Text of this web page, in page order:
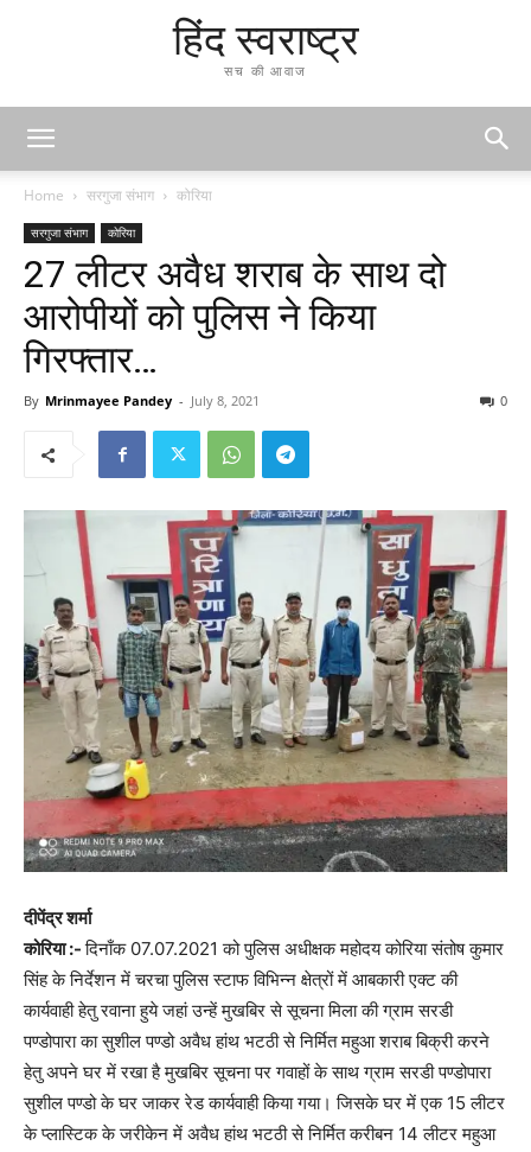
हिंद स्वराष्ट्र
सच की आवाज
Home सरगुजा संभाग कोरिया
सरगुजा संभाग कोरिया
27 लीटर अवैध शराब के साथ दो
आरोपीयों को पुलिस ने किया
गिरफ्तार…
By Mrinmayee Pandey - July 8, 2021 0
दीपेंद्र शर्मा
कोरिया :-दिनाँक 07.07.2021 को पुलिस अधीक्षक महोदय कोरिया संतोष कुमार
सिंह के निर्देशन में चरचा पुलिस स्टाफ विभिन्न क्षेत्रों में आबकारी एक्ट की
कार्यवाही हेतु रवाना हुये जहां उन्हें मुखबिर से सूचना मिला की ग्राम सरडी
पण्डोपारा का सुशील पण्डो अवैध हांथ भटठी से निर्मित महुआ शराब बिक्री करने
हेतु अपने घर में रखा है मुखबिर सूचना पर गवाहों के साथ ग्राम सरडी पण्डोपारा
सुशील पण्डो के घर जाकर रेड कार्यवाही किया गया। जिसके घर में एक 15 लीटर
के प्लास्टिक के जरीकेन में अवैध हांथ भटठी से निर्मित करीबन 14 लीटर महुआ